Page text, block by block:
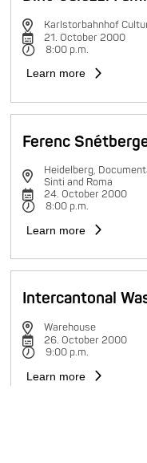
Karlstorbahnhof
21. October 2000
8:00 p.m.
Learn more
Ferenc
Heidelberg,
Sinti and Roma
24. October 2000
8:00 p.m.
Learn more
Intercantonal
Warehouse
26. October 2000
9:00 p.m.
Learn more